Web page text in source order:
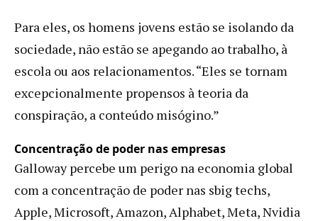
Para eles, os homens jovens estão se isolando da
sociedade, não estão se apegando ao trabalho, à
escola ou aos relacionamentos. “Eles se tornam
excepcionalmente propensos à teoria da
conspiração, a conteúdo misógino.”
Concentração de poder nas empresas
Galloway percebe um perigo na economia global
com a concentração de poder nas sbig techs,
Apple, Microsoft, Amazon, Alphabet, Meta, Nvidia